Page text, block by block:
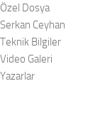
Özel Dosya
Serkan Ceyhan
Teknik Bilgiler
Video Galeri
Yazarlar